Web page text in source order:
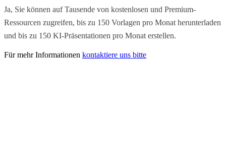
Ja, Sie können auf Tausende von kostenlosen und Premium-
Ressourcen zugreifen, bis zu 150 Vorlagen pro Monat herunterladen
und bis zu 150 KI-Präsentationen pro Monat erstellen.
Für mehr Informationen kontaktiere uns bitte